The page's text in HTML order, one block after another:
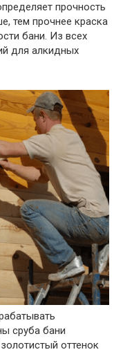
прочность
тем прочнее краска
бани. Из всех
для алкидных
сруба бани
оттенок